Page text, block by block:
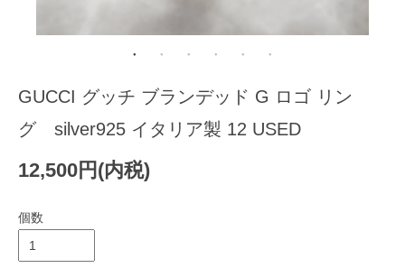
GUCCI グッチ ブランデッド G ロゴ リン
グ silver925 イタリア製 12 USED
12,500円(内税)
個数